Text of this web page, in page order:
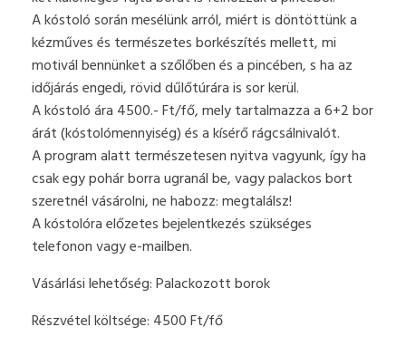
A kóstoló során mesélünk arról, miért is döntöttünk a
kézműves és természetes borkészítés mellett, mi
motivál bennünket a szőlőben és a pincében, s ha az
időjárás engedi, rövid dűlőtúrára is sor kerül.
A kóstoló ára 4500.- Ft/fő, mely tartalmazza a 6+2 bor
árát (kóstolómennyiség) és a kísérő rágcsálnivalót.
A program alatt természetesen nyitva vagyunk, így ha
csak egy pohár borra ugranál be, vagy palackos bort
szeretnél vásárolni, ne habozz: megtalálsz!
A kóstolóra előzetes bejelentkezés szükséges
telefonon vagy e-mailben.
Vásárlási lehetőség: Palackozott borok
Részvétel költsége: 4500 Ft/fő